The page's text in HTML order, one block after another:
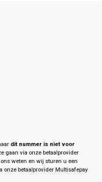
dit nummer is niet voor
gaan via onze betaalprovider
weten en wij sturen u een
betaalprovider Multisafepay